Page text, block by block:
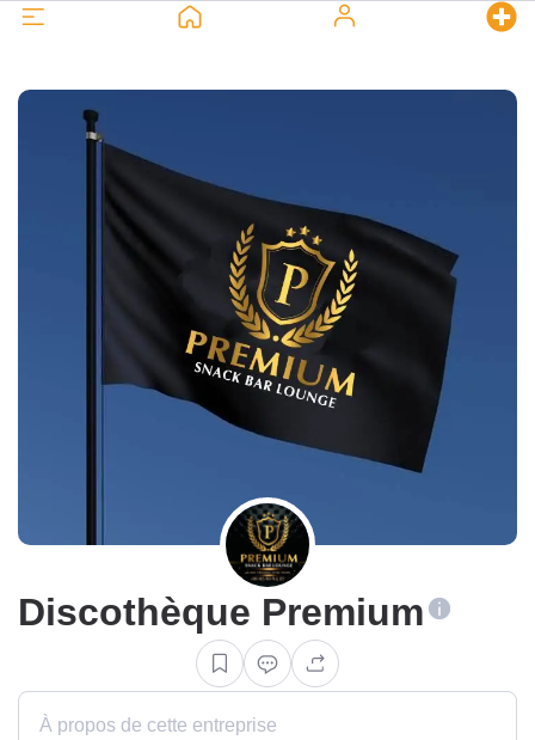
Discothèque Premium
À propos de cette entreprise